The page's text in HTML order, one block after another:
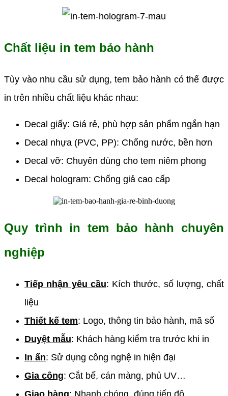
Chất liệu in tem bảo hành
Tùy vào nhu cầu sử dụng, tem bảo hành có thể được
in trên nhiều chất liệu khác nhau:
Decal giấy: Giá rẻ, phù hợp sản phẩm ngắn hạn
Decal nhựa (PVC, PP): Chống nước, bền hơn
Decal vỡ: Chuyên dùng cho tem niêm phong
Decal hologram: Chống giả cao cấp
Quy trình in tem bảo hành chuyên
nghiệp
Tiếp nhận yêu cầu: Kích thước, số lượng, chất
liệu
Thiết kế tem: Logo, thông tin bảo hành, mã số
Duyệt mẫu: Khách hàng kiểm tra trước khi in
In ấn: Sử dụng công nghệ in hiện đại
Gia công: Cắt bế, cán màng, phủ UV…
Giao hàng: Nhanh chóng, đúng tiến độ